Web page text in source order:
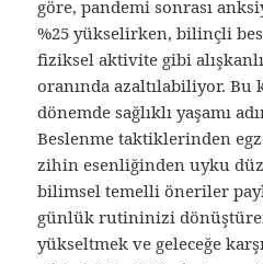
göre, pandemi sonrası
%25 yükselirken, bilinçli
fiziksel aktivite gibi
oranında azaltılabiliyor. Bu
dönemde sağlıklı yaşamı
Beslenme taktiklerinden
zihin esenliğinden uyku
bilimsel temelli öneriler
günlük rutininizi
yükseltmek ve geleceğe